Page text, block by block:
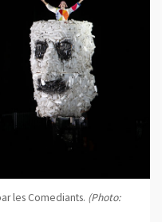
les Comediants. (Photo: